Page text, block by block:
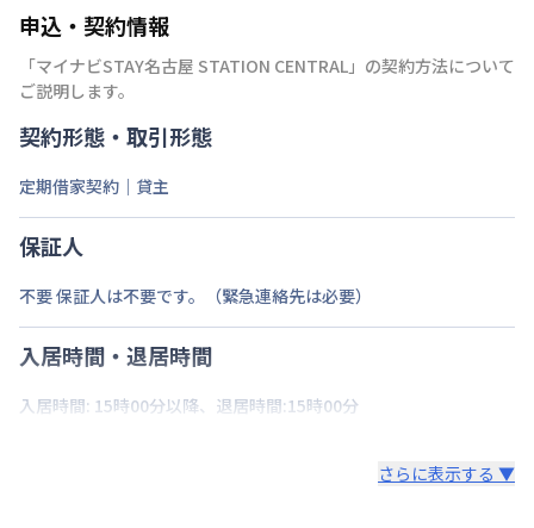
申込・契約情報
「マイナビSTAY名古屋 STATION CENTRAL 」の契約方法について
ご説明します。
契約形態・取引形態
定期借家契約｜貸主
保証人
不要 保証人は不要です。（緊急連絡先は必要）
入居時間・退居時間
入居時間: 15時00分以降、退居時間:15時00分
さらに表示する ▼